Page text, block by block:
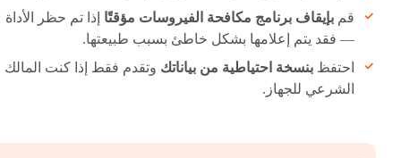
قم بإيقاف برنامج مكافحة الفيروسات مؤقتًا إذا تم حظر الأداة
— فقد يتم إعلامها بشكل خاطئ بسبب طبيعتها.
احتفظ بنسخة احتياطية من بياناتك وتقدم فقط إذا كنت المالك
الشرعي للجهاز.